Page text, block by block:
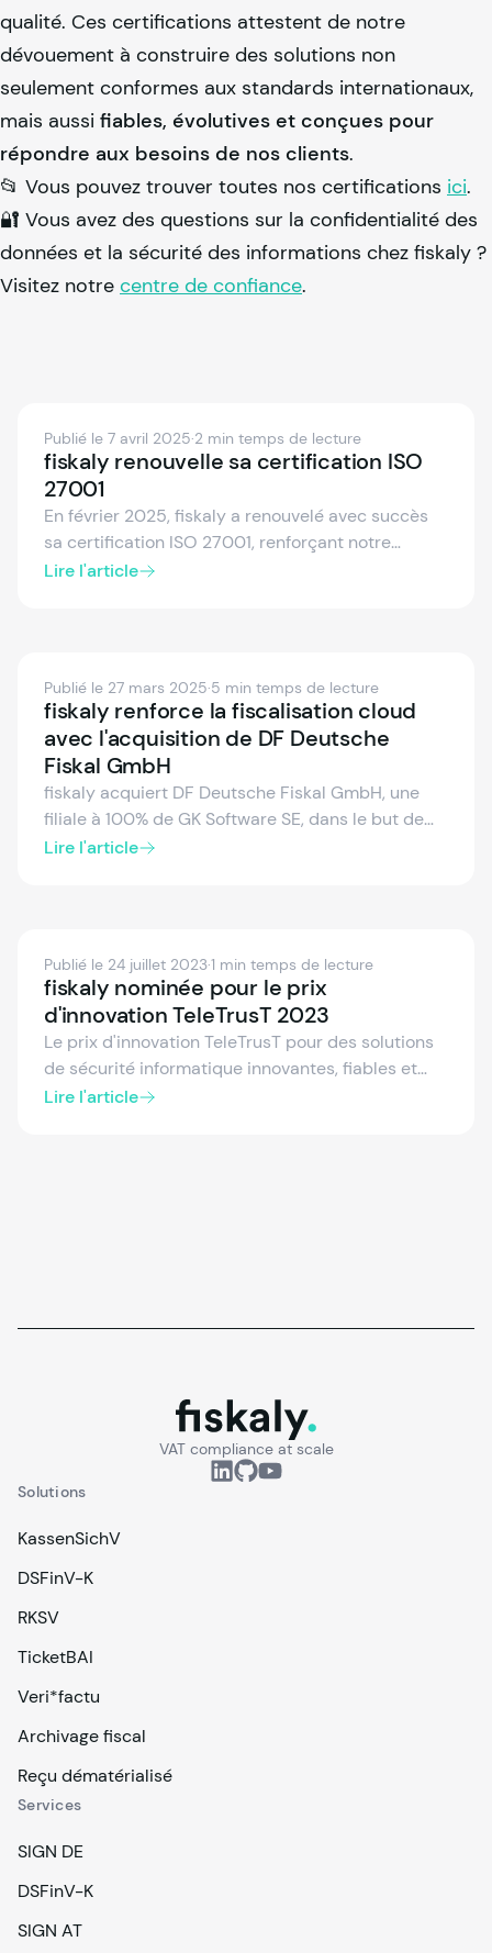
qualité. Ces certifications attestent de notre
dévouement à construire des solutions non
seulement conformes aux standards internationaux,
mais aussi fiables, évolutives et conçues pour
répondre aux besoins de nos clients.
📂 Vous pouvez trouver toutes nos certifications ici.
🔐 Vous avez des questions sur la confidentialité des
données et la sécurité des informations chez fiskaly ?
Visitez notre centre de confiance.
Publié le 7 avril 2025·2 min temps de lecture
fiskaly renouvelle sa certification ISO
27001
En février 2025, fiskaly a renouvelé avec succès
sa certification ISO 27001, renforçant notre
engagement envers la sécurité des données et la
Lire l'article
Publié le 27 mars 2025·5 min temps de lecture
fiskaly renforce la fiscalisation cloud
avec l'acquisition de DF Deutsche
Fiskal GmbH
fiskaly acquiert DF Deutsche Fiskal GmbH, une
filiale à 100% de GK Software SE, dans le but de
développer conjointement des solutions
Lire l'article
Publié le 24 juillet 2023·1 min temps de lecture
fiskaly nominée pour le prix
d'innovation TeleTrusT 2023
Le prix d'innovation TeleTrusT pour des solutions
de sécurité informatique innovantes, fiables et
pratiques est décerné chaque année.
Lire l'article
fiskaly.
VAT compliance at scale
Solutions
KassenSichV
DSFinV-K
RKSV
TicketBAI
Veri*factu
Archivage fiscal
Reçu dématérialisé
Services
SIGN DE
DSFinV-K
SIGN AT